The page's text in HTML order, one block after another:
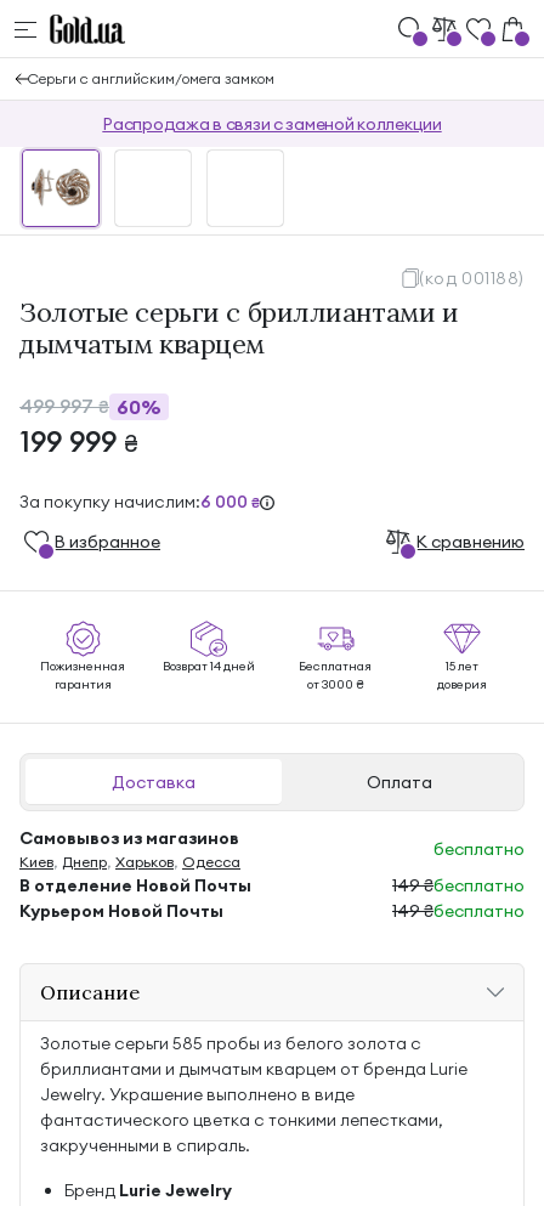
Серьги с английским/омега замком
Распродажа в связи с заменой коллекции
(код 001188)
Золотые серьги с бриллиантами и
дымчатым кварцем
499 997₴ 60%
199 999 ₴
За покупку начислим:6 000 ₴
В избранноe К сравнению
Пожизненная
гарантия
Возврат 14 дней
Бесплатная
от 3000 ₴
15 лет
доверия
Доставка Оплата
Самовывоз из магазинов
Киев, Днепр, Харьков, Одесса
бесплатно
В отделение Новой Почты
149 ₴бесплатно
Курьером Новой Почты
149 ₴бесплатно
Описание
Золотые серьги 585 пробы из белого золота с
бриллиантами и дымчатым кварцем от бренда Lurie
Jewelry. Украшение выполнено в виде
фантастического цветка с тонкими лепестками,
закрученными в спираль.
Бренд Lurie Jewelry